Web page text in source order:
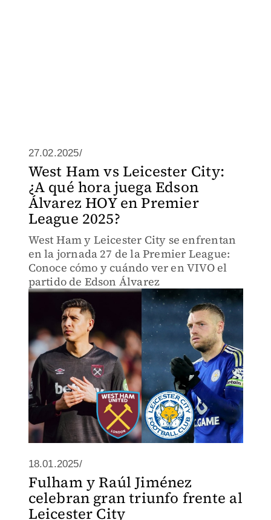
27.02.2025/
West Ham vs Leicester City:
¿A qué hora juega Edson
Álvarez HOY en Premier
League 2025?
West Ham y Leicester City se enfrentan
en la jornada 27 de la Premier League:
Conoce cómo y cuándo ver en VIVO el
partido de Edson Álvarez
18.01.2025/
Fulham y Raúl Jiménez
celebran gran triunfo frente al
Leicester City